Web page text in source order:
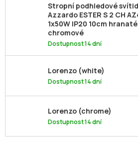
Stropní podhledové
Azzardo ESTER S 2 CH
1x50W IP20 10cm hranaté
chromové
Dostupnost 14 dní
Lorenzo (white)
Dostupnost 14 dní
Lorenzo (chrome)
Dostupnost 14 dní